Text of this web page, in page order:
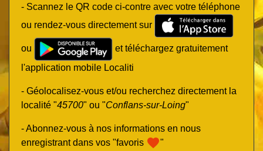
- Scannez le QR code ci-contre avec votre téléphone
ou rendez-vous directement sur
ou
et téléchargez gratuitement
l'application mobile Localiti
- Géolocalisez-vous et/ou recherchez directement la
localité "45700" ou "Conflans-sur-Loing"
- Abonnez-vous à nos informations en nous
enregistrant dans vos "favoris favorite"